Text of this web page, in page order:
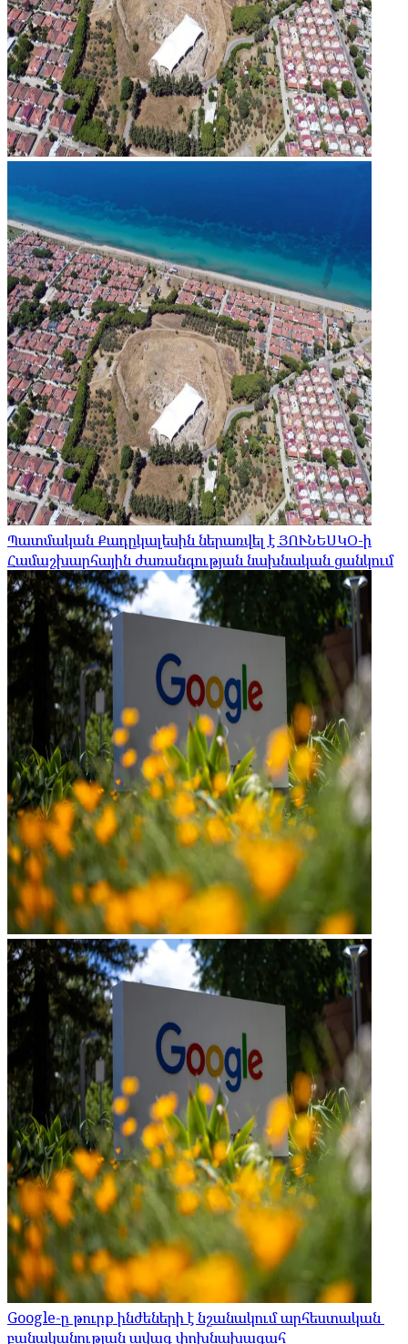
Պատմական Քադըկալեսին ներառվել է ՅՈՒՆԵՍԿՕ-ի
Համաշխարհային ժառանգության նախնական ցանկում
Google-ը թուրք ինժեների է նշանակում արհեստական ​​
բանականության ավագ փոխնախագահ